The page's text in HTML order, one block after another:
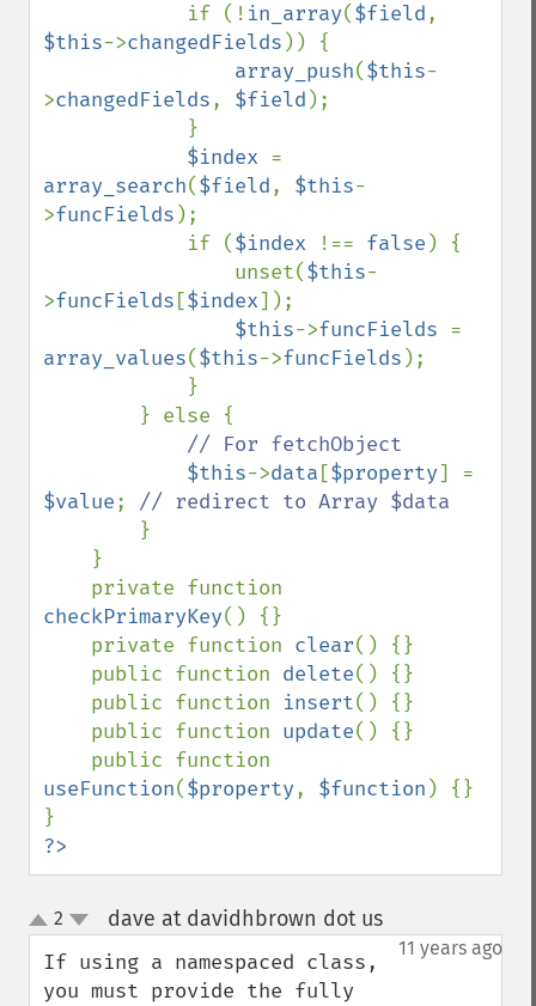
if (! in_array($field
$this->changedFields )) {
array_push($this-
>changedFields, $field );
$index
array_search($field, $this-
>funcFields );
            if (
$index !== false ) {
                unset(
$this-
>funcFields [$index]);
$this->funcFields
array_values($this->funcFields );
// For fetchObject
$this->data [$property
$value; // redirect to Array $data
}
checkPrimaryKey() {}
    private function
clear() {}
    public function
delete() {}
    public function
insert() {}
    public function
update() {}
useFunction($property, $function ) {}
?>
up
down
2 dave at davidhbrown dot us¶
11 years ago
If using a namespaced class,
you must provide the fully